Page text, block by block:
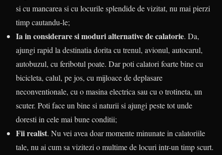
si cu mancarea si cu locurile splendide de vizitat, nu mai pierzi
timp cautandu-le;
Ia in considerare si moduri alternative de calatorie. Da,
ajungi rapid la destinatia dorita cu trenul, avionul, autocarul,
autobuzul, cu feribotul poate. Dar poti calatori foarte bine cu
bicicleta, calul, pe jos, cu mijloace de deplasare
neconventionale, cu o masina electrica sau cu o trotineta, un
scuter. Poti face un bine si naturii si ajungi peste tot unde
doresti in cele mai bune conditii;
Fii realist. Nu vei avea doar momente minunate in calatoriile
tale, nu ai cum sa vizitezi o multime de locuri intr-un timp scurt.